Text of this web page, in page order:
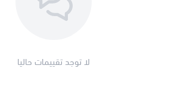
لا توجد تقييمات حاليا